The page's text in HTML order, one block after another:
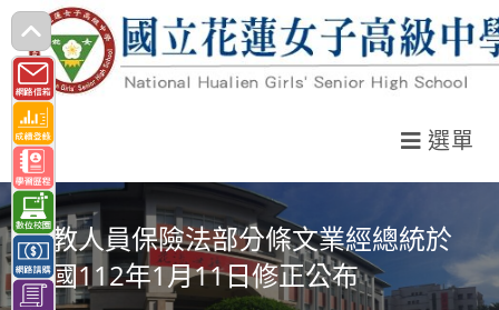
跳
轉
至
主
要
內
容
選單
公教人員保險法部分條文業經總統於
民國112年1月11日修正公布